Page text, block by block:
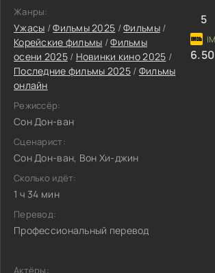
Жанры:
Ужасы /Фильмы 2025 /Фильмы/
Корейские фильмы /Фильмы
осени 2025/ Новинки кино 2025 /
Последние фильмы 2025/ Фильмы
онлайн
Режиссёр:
Сон Дон-ван
Сценарист:
Сон Дон-ван, Вон Хи-джин
Сколько идёт:
1 ч 34 мин
Перевод:
Профессиональный перевод
5
6.50
Актёры: